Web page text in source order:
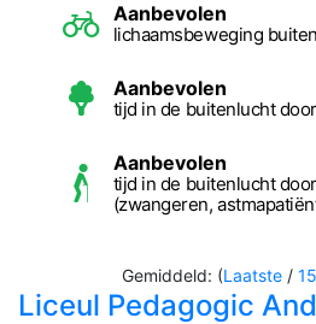
Aanbevolen
lichaamsbeweging buiten
Aanbevolen
tijd in de buitenlucht
Aanbevolen
tijd in de buitenlucht
(zwangeren,
Gemiddeld: (Laatste /
Liceul Pedagogic